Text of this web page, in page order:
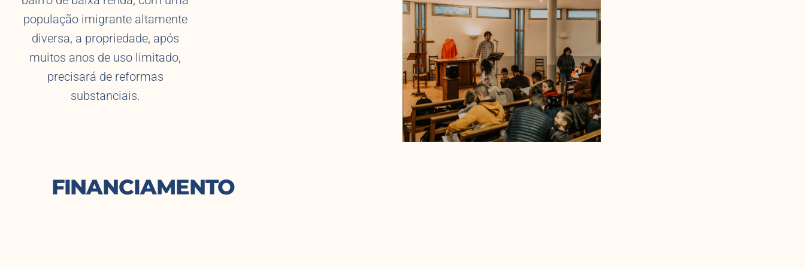
população imigrante altamente
diversa, a propriedade, após
muitos anos de uso limitado,
precisará de reformas
substanciais.
FINANCIAMENTO